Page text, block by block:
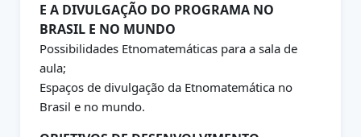
E A DIVULGAÇÃO DO PROGRAMA NO
BRASIL E NO MUNDO
Possibilidades Etnomatemáticas para a sala de
aula;
Espaços de divulgação da Etnomatemática no
Brasil e no mundo.